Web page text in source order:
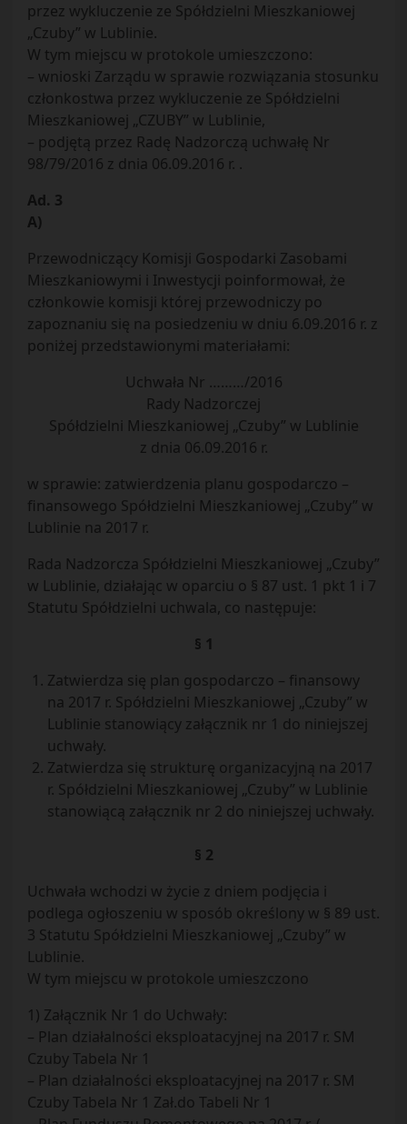
przez wykluczenie ze Spółdzielni Mieszkaniowej
„Czuby” w Lublinie.
W tym miejscu w protokole umieszczono:
– wnioski Zarządu w sprawie rozwiązania stosunku
członkostwa przez wykluczenie ze Spółdzielni
Mieszkaniowej „CZUBY” w Lublinie,
– podjętą przez Radę Nadzorczą uchwałę Nr
98/79/2016 z dnia 06.09.2016 r. .
Ad. 3
A)
Przewodniczący Komisji Gospodarki Zasobami
Mieszkaniowymi i Inwestycji poinformował, że
członkowie komisji której przewodniczy po
zapoznaniu się na posiedzeniu w dniu 6.09.2016 r. z
poniżej przedstawionymi materiałami:
Uchwała Nr ………/2016
Rady Nadzorczej
Spółdzielni Mieszkaniowej „Czuby” w Lublinie
z dnia 06.09.2016 r.
w sprawie: zatwierdzenia planu gospodarczo –
finansowego Spółdzielni Mieszkaniowej „Czuby” w
Lublinie na 2017 r.
Rada Nadzorcza Spółdzielni Mieszkaniowej „Czuby”
w Lublinie, działając w oparciu o § 87 ust. 1 pkt 1 i 7
Statutu Spółdzielni uchwala, co następuje:
§ 1
Zatwierdza się plan gospodarczo – finansowy
na 2017 r. Spółdzielni Mieszkaniowej „Czuby” w
Lublinie stanowiący załącznik nr 1 do niniejszej
uchwały.
Zatwierdza się strukturę organizacyjną na 2017
r. Spółdzielni Mieszkaniowej „Czuby” w Lublinie
stanowiącą załącznik nr 2 do niniejszej uchwały.
§ 2
Uchwała wchodzi w życie z dniem podjęcia i
podlega ogłoszeniu w sposób określony w § 89 ust.
3 Statutu Spółdzielni Mieszkaniowej „Czuby” w
Lublinie.
W tym miejscu w protokole umieszczono
1) Załącznik Nr 1 do Uchwały:
– Plan działalności eksploatacyjnej na 2017 r. SM
Czuby Tabela Nr 1
– Plan działalności eksploatacyjnej na 2017 r. SM
Czuby Tabela Nr 1 Zał.do Tabeli Nr 1